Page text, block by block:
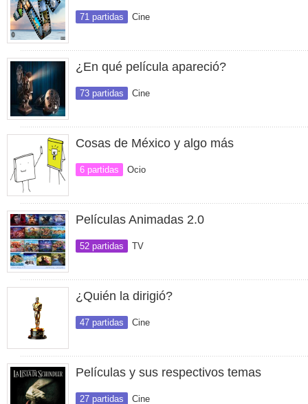
71 partidas Cine
¿En qué película apareció?
73 partidas Cine
Cosas de México y algo más
6 partidas Ocio
Películas Animadas 2.0
52 partidas TV
¿Quién la dirigió?
47 partidas Cine
Películas y sus respectivos temas
27 partidas Cine